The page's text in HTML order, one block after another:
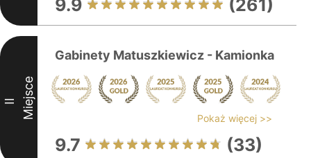
9.9 (261)
II Miejsce
Gabinety Matuszkiewicz - Kamionka
Pokaż więcej >>
9.7 (33)